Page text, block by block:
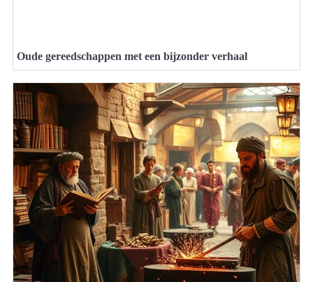
Oude gereedschappen met een bijzonder verhaal